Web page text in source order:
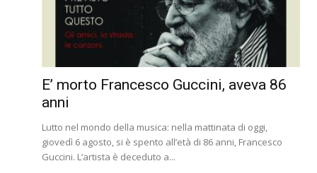
E’ morto Francesco Guccini, aveva 86
anni
Lutto nel mondo della musica: nella mattinata di oggi,
giovedì 6 agosto, si è spento all’età di 86 anni, Francesco
Guccini. L’artista è deceduto a...